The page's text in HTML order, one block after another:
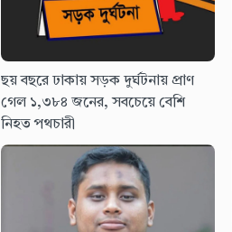
ছয় বছরে ঢাকায় সড়ক দুর্ঘটনায় প্রাণ
গেল ১,৩৮৪ জনের, সবচেয়ে বেশি
নিহত পথচারী